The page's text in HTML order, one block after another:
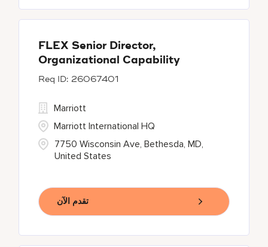
FLEX Senior Director,
Organizational Capability
26067401
7750 Wisconsin Ave, Bethesda, MD,
United States
Marriott
Marriott International HQ
تقدم الآن